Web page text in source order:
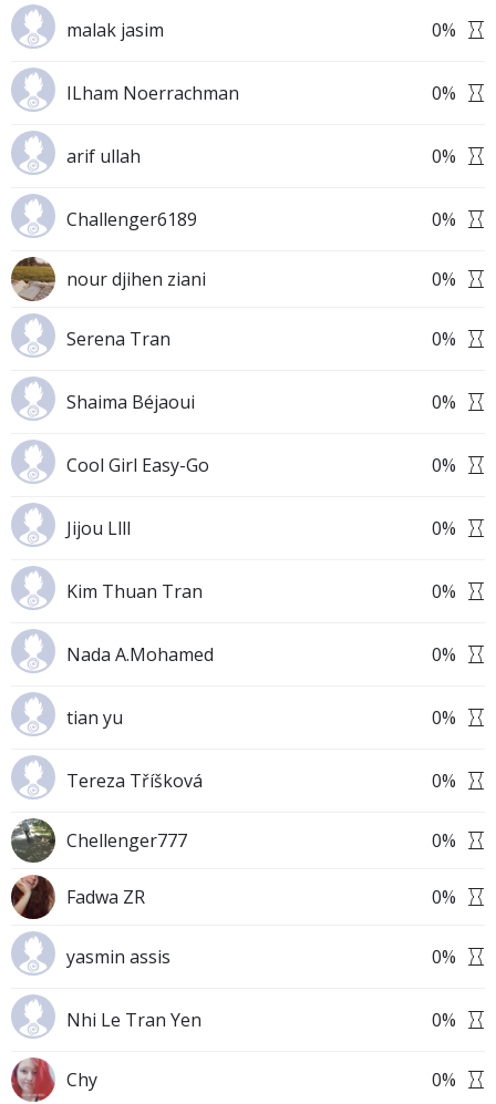
malak jasim 0%
ILham Noerrachman 0%
arif ullah 0%
Challenger6189 0%
nour djihen ziani 0%
Serena Tran 0%
Shaima Béjaoui 0%
Cool Girl Easy-Go 0%
Jijou Llll 0%
Kim Thuan Tran 0%
Nada A.Mohamed 0%
tian yu 0%
Tereza Tříšková 0%
Chellenger777 0%
Fadwa ZR 0%
yasmin assis 0%
Nhi Le Tran Yen 0%
Chy 0%